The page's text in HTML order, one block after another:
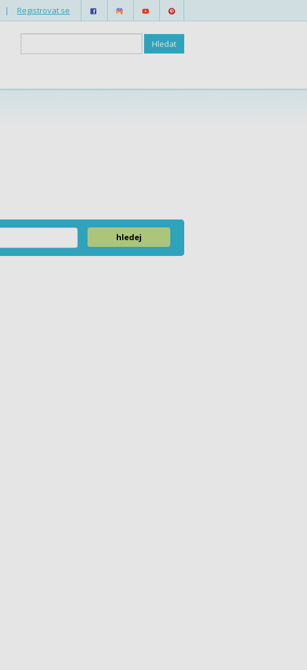
| Registrovat se
hledej